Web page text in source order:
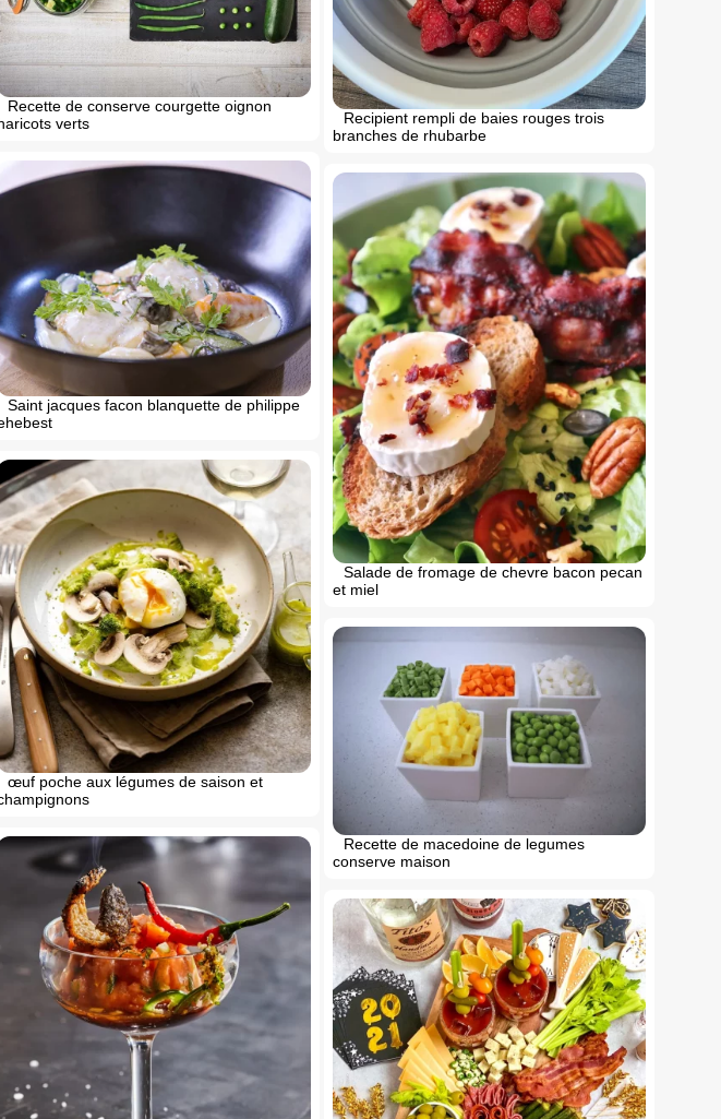
Recipient rempli de baies rouges trois
branches de rhubarbe
Recette de conserve courgette oignon
verts
Saint jacques facon blanquette de philippe
Salade de fromage de chevre bacon pecan
et miel
œuf poche aux légumes de saison et
Recette de macedoine de legumes
conserve maison